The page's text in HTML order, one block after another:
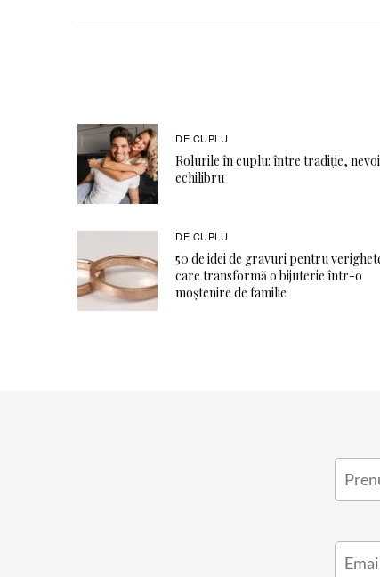
DE CUPLU
Rolurile în cuplu: între tradiție, nevoi
echilibru
DE CUPLU
50 de idei de gravuri pentru
care transformă o bijuterie într-o
moștenire de familie